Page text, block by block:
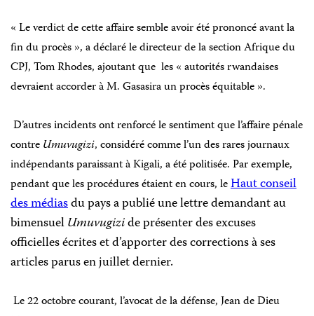
« Le verdict de cette affaire semble avoir été prononcé avant la
fin du procès », a déclaré le directeur de la section Afrique du
CPJ,Tom Rhodes, ajoutant que les « autorités rwandaises
devraient accorder à M. Gasasira un procès équitable ».
D’autres incidents ont renforcé le sentiment que l’affaire pénale
contreUmuvugizi, considéré comme l’un des rares journaux
indépendants paraissant à Kigali, a été politisée. Par exemple,
pendant que les procédures étaient en cours, leHaut conseil
des médiasdu pays a publié une lettre demandant au
bimensuelUmuvugizide présenter des excuses
officielles écrites et d’apporter des corrections à ses
articles parus en juillet dernier.
Le 22 octobre courant, l’avocat de la défense, Jean de Dieu